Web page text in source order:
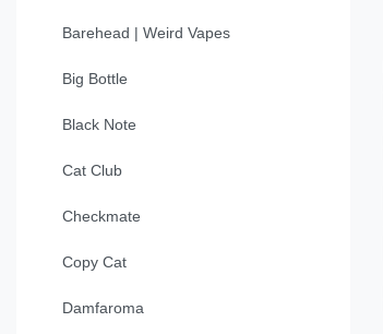
Barehead | Weird Vapes
Big Bottle
Black Note
Cat Club
Checkmate
Copy Cat
Damfaroma